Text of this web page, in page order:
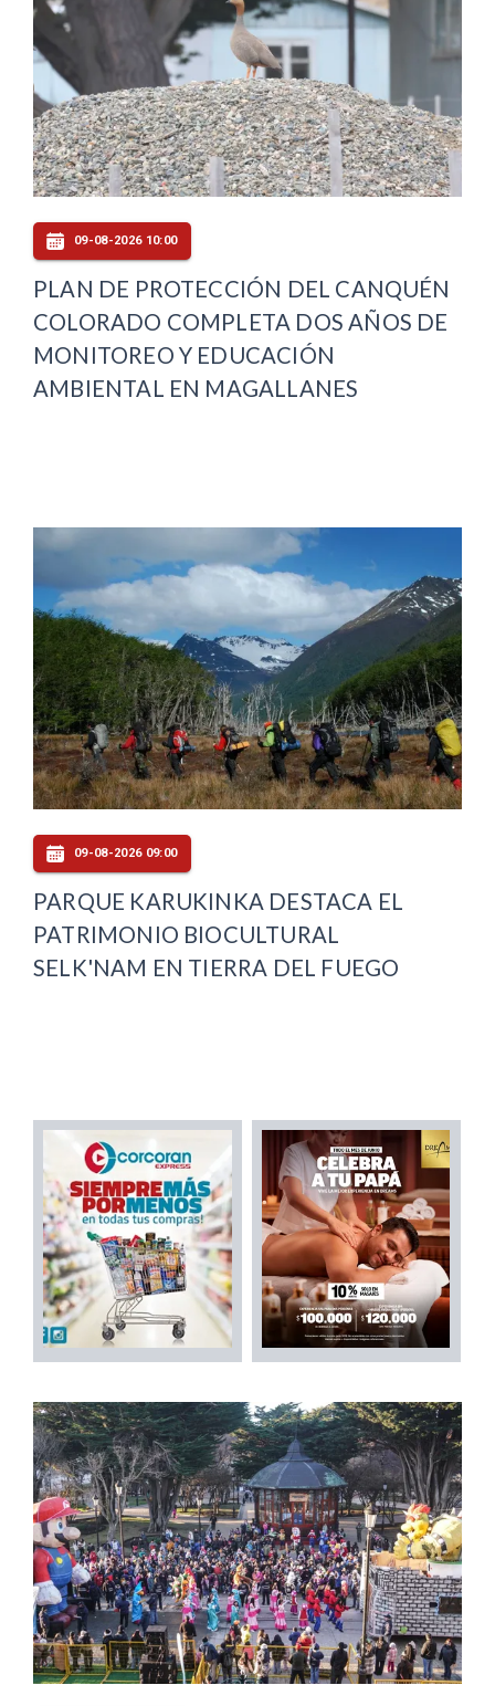
09-08-2026 10:00
PLAN DE PROTECCIÓN DEL CANQUÉN
COLORADO COMPLETA DOS AÑOS DE
MONITOREO Y EDUCACIÓN
AMBIENTAL EN MAGALLANES
09-08-2026 09:00
PARQUE KARUKINKA DESTACA EL
PATRIMONIO BIOCULTURAL
SELK'NAM EN TIERRA DEL FUEGO